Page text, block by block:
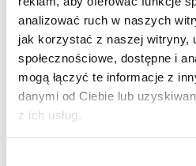
analizować ruch w naszych
jak korzystać z naszej witryny,
społecznościowe, dostępne i
mogą łączyć te informacje z
danymi od Ciebie lub
z ich usług.
Imię i nazwisko: *
Adres e-mail: *